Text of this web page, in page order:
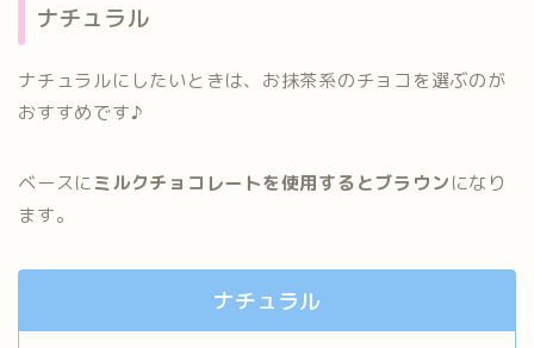
ナチュラル
ナチュラルにしたいときは、お抹茶系のチョコを選ぶのが
おすすめです♪
ベースにミルクチョコレートを使用するとブラウンになり
ます。
ナチュラル